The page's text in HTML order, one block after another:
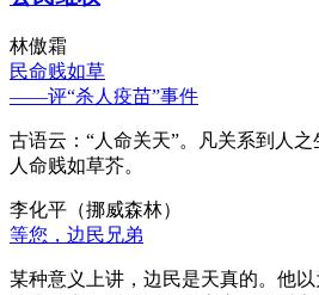
林傲霜
民命贱如草
——评“杀人疫苗”事件
古语云：“人命关天”。凡关系到人
人命贱如草芥。
李化平（挪威森林）
等您，边民兄弟
某种意义上讲，边民是天真的。他